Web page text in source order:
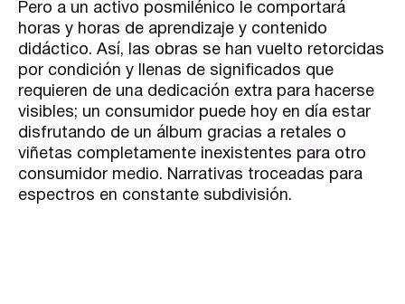
Pero a un activo posmilénico le comportará
horas y horas de aprendizaje y contenido
didáctico. Así, las obras se han vuelto retorcidas
por condición y llenas de significados que
requieren de una dedicación extra para hacerse
visibles; un consumidor puede hoy en día estar
disfrutando de un álbum gracias a retales o
viñetas completamente inexistentes para otro
consumidor medio. Narrativas troceadas para
espectros en constante subdivisión.